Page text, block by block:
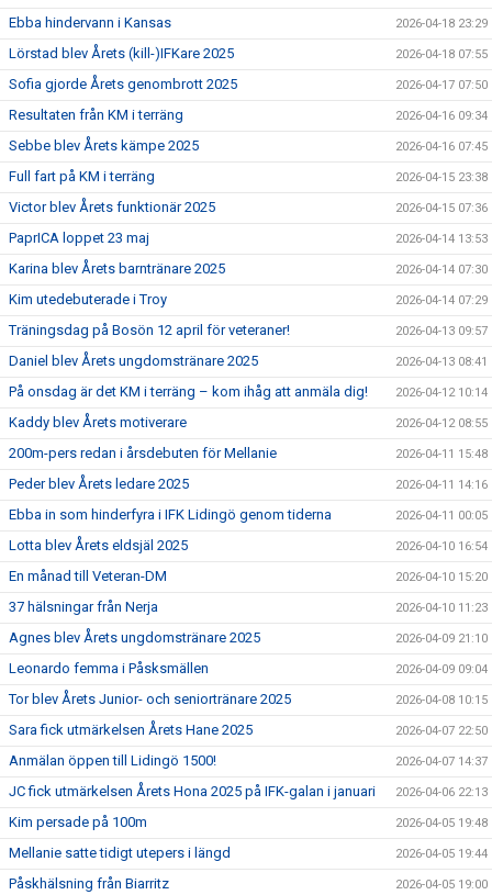
Ebba hindervann i Kansas 2026-04-18 23:29
Lörstad blev Årets (kill-)IFKare 2025 2026-04-18 07:55
Sofia gjorde Årets genombrott 2025 2026-04-17 07:50
Resultaten från KM i terräng 2026-04-16 09:34
Sebbe blev Årets kämpe 2025 2026-04-16 07:45
Full fart på KM i terräng 2026-04-15 23:38
Victor blev Årets funktionär 2025 2026-04-15 07:36
PaprICA loppet 23 maj 2026-04-14 13:53
Karina blev Årets barntränare 2025 2026-04-14 07:30
Kim utedebuterade i Troy 2026-04-14 07:29
Träningsdag på Bosön 12 april för veteraner! 2026-04-13 09:57
Daniel blev Årets ungdomstränare 2025 2026-04-13 08:41
På onsdag är det KM i terräng – kom ihåg att anmäla dig! 2026-04-12 10:14
Kaddy blev Årets motiverare 2026-04-12 08:55
200m-pers redan i årsdebuten för Mellanie 2026-04-11 15:48
Peder blev Årets ledare 2025 2026-04-11 14:16
Ebba in som hinderfyra i IFK Lidingö genom tiderna 2026-04-11 00:05
Lotta blev Årets eldsjäl 2025 2026-04-10 16:54
En månad till Veteran-DM 2026-04-10 15:20
37 hälsningar från Nerja 2026-04-10 11:23
Agnes blev Årets ungdomstränare 2025 2026-04-09 21:10
Leonardo femma i Påsksmällen 2026-04-09 09:04
Tor blev Årets Junior- och seniortränare 2025 2026-04-08 10:15
Sara fick utmärkelsen Årets Hane 2025 2026-04-07 22:50
Anmälan öppen till Lidingö 1500! 2026-04-07 14:37
JC fick utmärkelsen Årets Hona 2025 på IFK-galan i januari 2026-04-06 22:13
Kim persade på 100m 2026-04-05 19:48
Mellanie satte tidigt utepers i längd 2026-04-05 19:44
Påskhälsning från Biarritz 2026-04-05 19:00